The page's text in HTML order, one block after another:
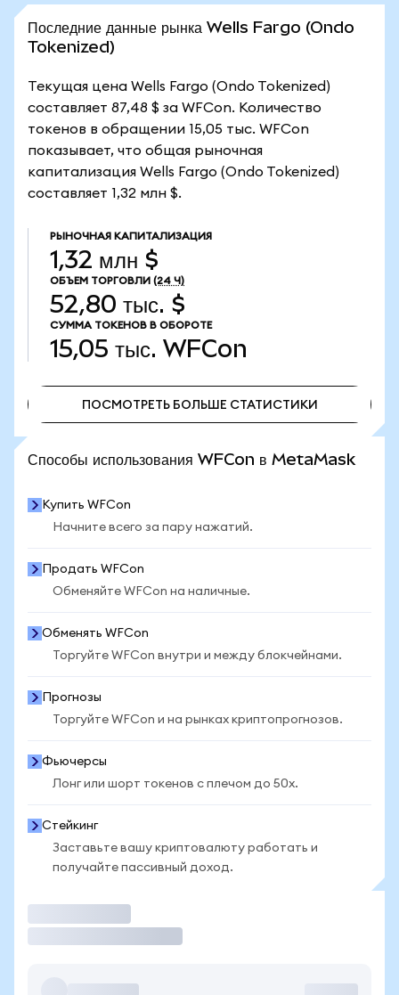
Последние данные рынка Wells Fargo (Ondo
Tokenized)
Текущая цена Wells Fargo (Ondo Tokenized)
составляет 87,48 $ за WFCon. Количество
токенов в обращении 15,05 тыс. WFCon
показывает, что общая рыночная
капитализация Wells Fargo (Ondo Tokenized)
составляет 1,32 млн $.
РЫНОЧНАЯ КАПИТАЛИЗАЦИЯ
1,32 млн $
ОБЪЕМ ТОРГОВЛИ (24 Ч)
52,80 тыс. $
СУММА ТОКЕНОВ В ОБОРОТЕ
15,05 тыс. WFCon
ПОСМОТРЕТЬ БОЛЬШЕ СТАТИСТИКИ
Способы использования WFCon в MetaMask
Купить WFCon
Начните всего за пару нажатий.
Продать WFCon
Обменяйте WFCon на наличные.
Обменять WFCon
Торгуйте WFCon внутри и между блокчейнами.
Прогнозы
Торгуйте WFCon и на рынках криптопрогнозов.
Фьючерсы
Лонг или шорт токенов с плечом до 50x.
Стейкинг
Заставьте вашу криптовалюту работать и
получайте пассивный доход.